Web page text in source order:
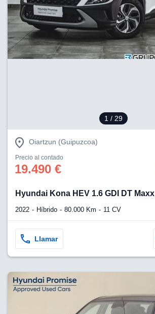
1 / 29
Oiartzun (Guipuzcoa)
Precio al contado
19.490 €
Hyundai Kona HEV 1.6 GDI DT Maxx
2022 Híbrido 80.000 Km 11 CV
Llamar